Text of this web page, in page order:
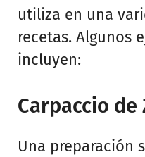
utiliza en una
recetas. Algunos
incluyen:
Carpaccio de
Una preparación